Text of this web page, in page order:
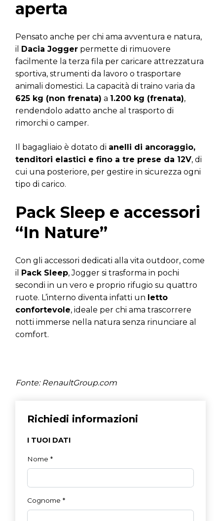
aperta
Pensato anche per chi ama avventura e natura,
il Dacia Jogger permette di rimuovere
facilmente la terza fila per caricare attrezzatura
sportiva, strumenti da lavoro o trasportare
animali domestici. La capacità di traino varia da
625 kg (non frenata) a 1.200 kg (frenata),
rendendolo adatto anche al trasporto di
rimorchi o camper.
Il bagagliaio è dotato di anelli di ancoraggio,
tenditori elastici e fino a tre prese da 12V, di
cui una posteriore, per gestire in sicurezza ogni
tipo di carico.
Pack Sleep e accessori
“In Nature”
Con gli accessori dedicati alla vita outdoor, come
il Pack Sleep, Jogger si trasforma in pochi
secondi in un vero e proprio rifugio su quattro
ruote. L’interno diventa infatti un letto
confortevole, ideale per chi ama trascorrere
notti immerse nella natura senza rinunciare al
comfort.
Fonte: RenaultGroup.com
Richiedi informazioni
I TUOI DATI
Nome *
Cognome *